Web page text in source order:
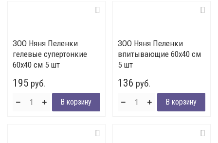
ЗОО Няня Пеленки
гелевые супертонкие
60х40 см 5 шт
195 руб.
ЗОО Няня Пеленки
впитывающие 60х40 см
5 шт
136 руб.